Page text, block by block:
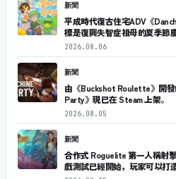
新聞
平成時代復古住宅ADV《
標是復興失智症祖母的夏季節
2026.08.06
新聞
由《Buckshot Roulette》開
Party》現已在 Steam 上架。
2026.08.05
新聞
合作式 Roguelite 第一人稱射
戲測試已經開始，玩家可以打